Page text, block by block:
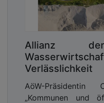
Allianz
Verlässlichkeit
AöW-Präsidentin
„Kommunen und